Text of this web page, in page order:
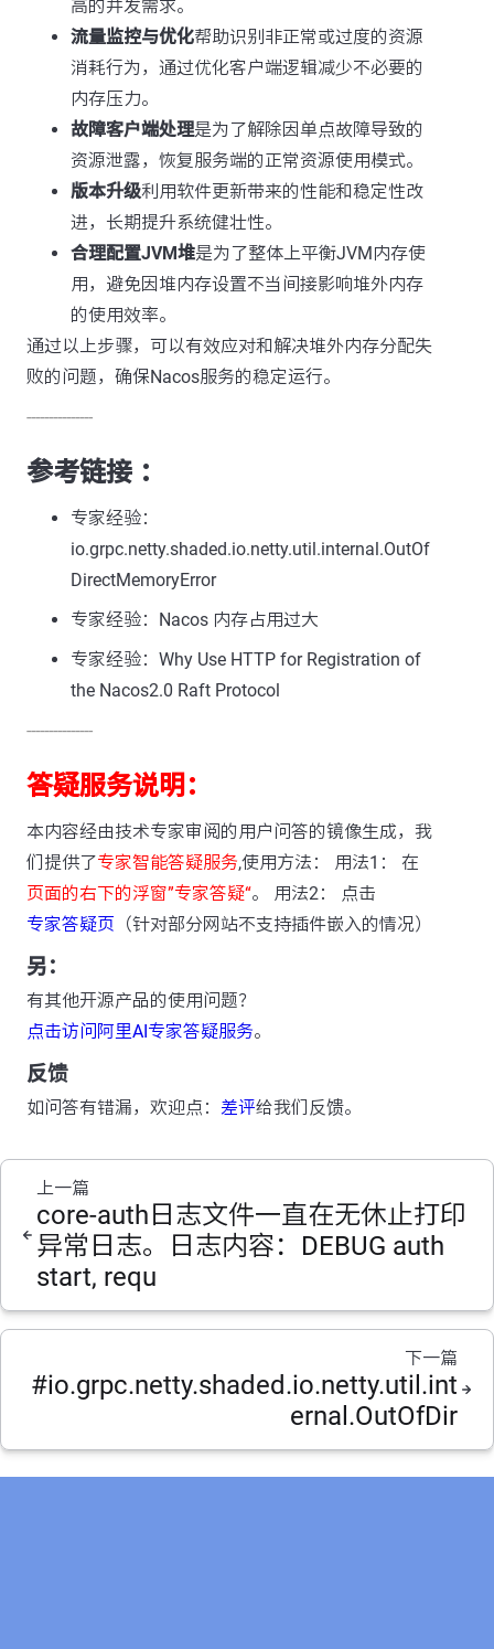
高的并发需求。
流量监控与优化帮助识别非正常或过度的资源
消耗行为，通过优化客户端逻辑减少不必要的
内存压力。
故障客户端处理是为了解除因单点故障导致的
资源泄露，恢复服务端的正常资源使用模式。
版本升级利用软件更新带来的性能和稳定性改
进，长期提升系统健壮性。
合理配置JVM堆是为了整体上平衡JVM内存使
用，避免因堆内存设置不当间接影响堆外内存
的使用效率。
通过以上步骤，可以有效应对和解决堆外内存分配失
败的问题，确保Nacos服务的稳定运行。
---------------
参考链接 ：
专家经验：
io.grpc.netty.shaded.io.netty.util.internal.OutOf
DirectMemoryError
专家经验：Nacos 内存占用过大
专家经验：Why Use HTTP for Registration of
the Nacos2.0 Raft Protocol
---------------
答疑服务说明：
本内容经由技术专家审阅的用户问答的镜像生成，我
们提供了专家智能答疑服务,使用方法： 用法1： 在
页面的右下的浮窗”专家答疑“。 用法2： 点击
专家答疑页 （针对部分网站不支持插件嵌入的情况）
另：
有其他开源产品的使用问题？
点击访问阿里AI专家答疑服务。
反馈
如问答有错漏，欢迎点： 差评给我们反馈。
上一篇
core-auth日志文件一直在无休止打印
异常日志。日志内容：DEBUG auth
start, requ
下一篇
#io.grpc.netty.shaded.io.netty.util.int
ernal.OutOfDir